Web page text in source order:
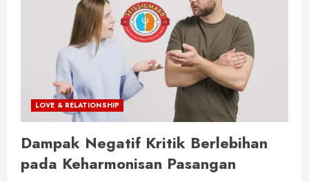
LOVE & RELATIONSHIP
Dampak Negatif Kritik Berlebihan
pada Keharmonisan Pasangan